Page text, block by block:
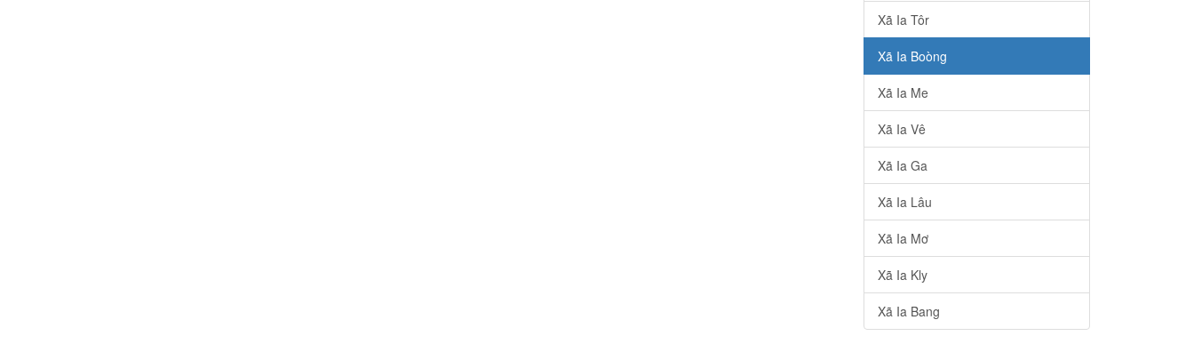
Xã Ia Tôr
Xã Ia Boòng
Xã Ia Me
Xã Ia Vê
Xã Ia Ga
Xã Ia Lâu
Xã Ia Mơ
Xã Ia Kly
Xã Ia Bang